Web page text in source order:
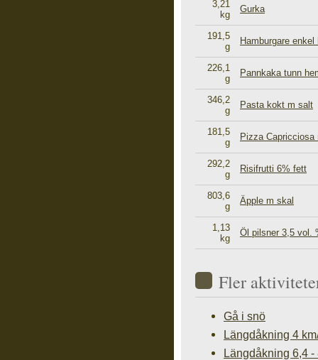
3,21
kg
Gurka
191,5
g
Hamburgare
226,1
g
Pannkaka tunn
346,2
g
Pasta kokt m salt
181,5
g
Pizza
292,2
g
Risifrutti 6% fett
803,6
g
Äpple m skal
1,13
kg
Öl pilsner 3,5 vol.
Fler
Gå i snö
Längdåkning 4
Längdåkning 6,4 -